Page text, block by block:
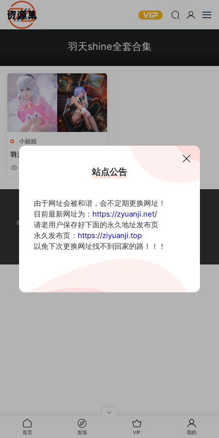
羽天shine全套合集
小姐姐
羽天shine – 可爱萌妹写真合集
[持续更新]
4.53w
本站为摄影写真图片网站，内容来自网络收集整理，仅作个人学习使用。
如有违法内容请联系删除
Copyright © 2022 资源集
首页 发现 VIP 我的
站点公告
由于网址会被和谐，会不定期更换网址！
目前最新网址为： https://zyuanji.net/
请老用户保存好下面的永久地址发布页
永久发布页： https://ziyuanji.top
以免下次更换网址找不到回家的路！！！